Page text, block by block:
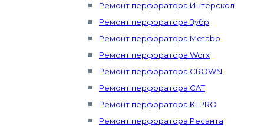
Ремонт перфоратора Интерскол
Ремонт перфоратора Зубр
Ремонт перфоратора Metabo
Ремонт перфоратора Worx
Ремонт перфоратора CROWN
Ремонт перфоратора CAT
Ремонт перфоратора KLPRO
Ремонт перфоратора Ресанта